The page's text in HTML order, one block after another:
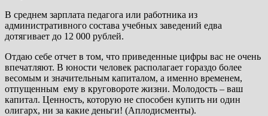
В среднем зарплата педагога или работника из
административного состава учебных заведений едва
дотягивает до 12 000 рублей.
Отдаю себе отчет в том, что приведенные цифры вас не очень
впечатляют. В юности человек располагает гораздо более
весомым и значительным капиталом, а именно временем,
отпущенным ему в круговороте жизни. Молодость – ваш
капитал. Ценность, которую не способен купить ни один
олигарх, ни за какие деньги! (Аплодисменты).